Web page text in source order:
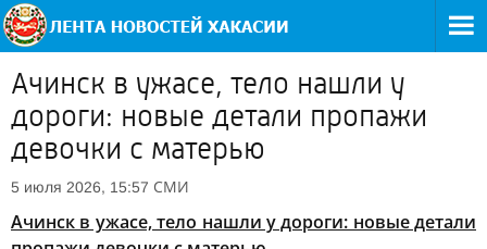
Ачинск в ужасе, тело нашли у
дороги: новые детали пропажи
девочки с матерью
5 июля 2026, 15:57 СМИ
Ачинск в ужасе, тело нашли у дороги: новые детали